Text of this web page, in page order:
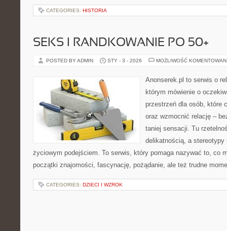
CATEGORIES: HISTORIA
SEKS I RANDKOWANIE PO 50+
POSTED BY ADMIN STY - 3 - 2026 MOŻLIWOŚĆ
Anonserek.pl to serwis o
którym mówienie o
przestrzeń dla osób, które
oraz wzmocnić relację –
taniej sensacji. Tu
delikatnością, a
życiowym podejściem. To serwis, który pomaga nazywać to, co
początki znajomości, fascynację, pożądanie, ale też trudne
CATEGORIES: DZIECI I WZROK